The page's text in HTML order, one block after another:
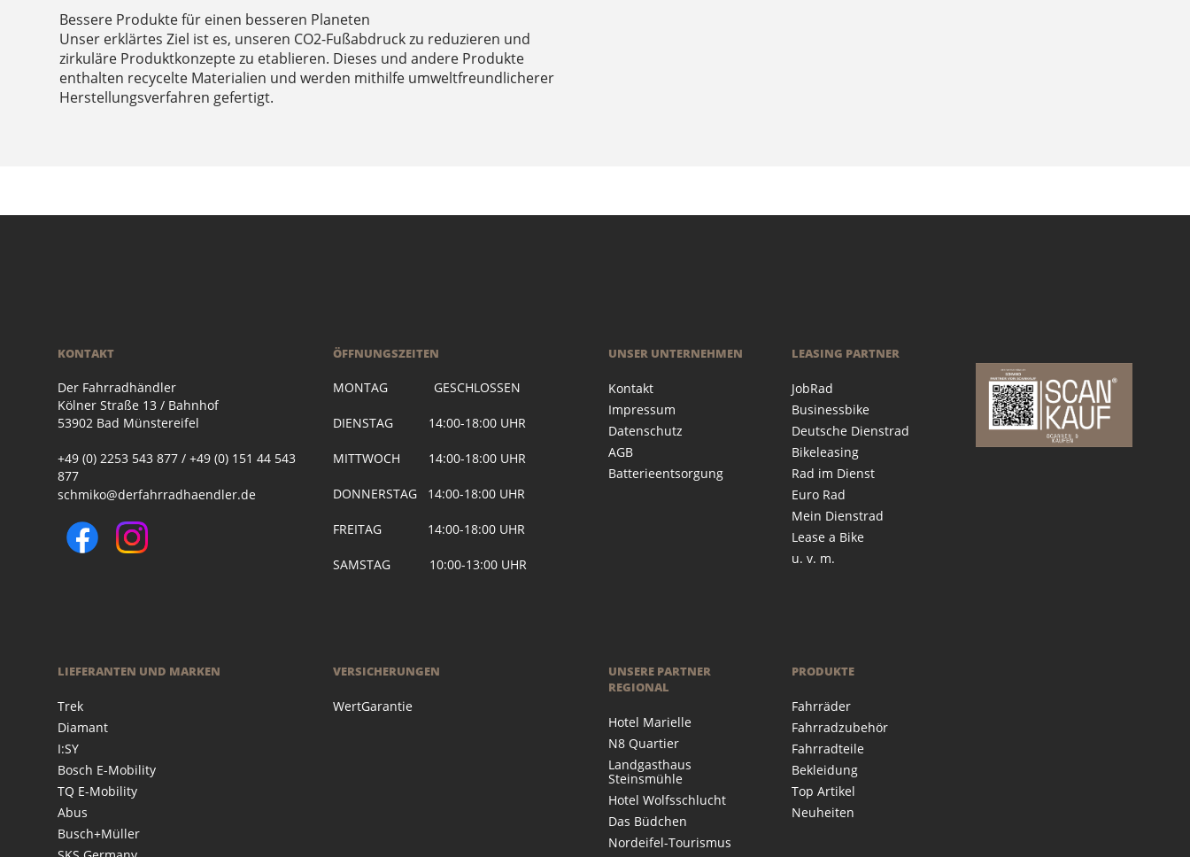
Bessere Produkte für einen besseren Planeten
Unser erklärtes Ziel ist es, unseren CO2-Fußabdruck zu reduzieren und
zirkuläre Produktkonzepte zu etablieren. Dieses und andere Produkte
enthalten recycelte Materialien und werden mithilfe umweltfreundlicherer
Herstellungsverfahren gefertigt.
KONTAKT
Der Fahrradhändler
Kölner Straße 13 / Bahnhof
53902 Bad Münstereifel
+49 (0) 2253 543 877 / +49 (0) 151 44 543
877
schmiko@derfahrradhaendler.de
ÖFFNUNGSZEITEN
MONTAG GESCHLOSSEN
DIENSTAG 14:00-18:00 UHR
MITTWOCH 14:00-18:00 UHR
DONNERSTAG 14:00-18:00 UHR
FREITAG 14:00-18:00 UHR
SAMSTAG 10:00-13:00 UHR
UNSER UNTERNEHMEN
Kontakt
Impressum
Datenschutz
AGB
Batterieentsorgung
LEASING PARTNER
JobRad
Businessbike
Deutsche Dienstrad
Bikeleasing
Rad im Dienst
Euro Rad
Mein Dienstrad
Lease a Bike
u. v. m.
LIEFERANTEN UND MARKEN
Trek
Diamant
I:SY
Bosch E-Mobility
TQ E-Mobility
Abus
Busch+Müller
VERSICHERUNGEN
WertGarantie
UNSERE PARTNER
REGIONAL
Hotel Marielle
N8 Quartier
Landgasthaus
Steinsmühle
Hotel Wolfsschlucht
Das Büdchen
Nordeifel-Tourismus
PRODUKTE
Fahrräder
Fahrradzubehör
Fahrradteile
Bekleidung
Top Artikel
Neuheiten